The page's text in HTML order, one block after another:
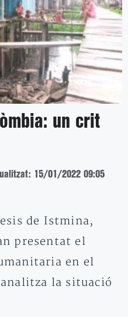
un crit
15/01/2022 09:05
de Istmina,
presentat el
en el
la situació